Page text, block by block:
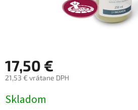
17,50 €
21,53 € vrátane DPH
cena:
Skladom